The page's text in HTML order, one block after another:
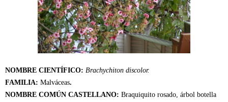
NOMBRE CIENTÍFICO: Brachychiton discolor.
FAMILIA: Malváceas.
NOMBRE COMÚN CASTELLANO: Braquiquito rosado, árbol botella